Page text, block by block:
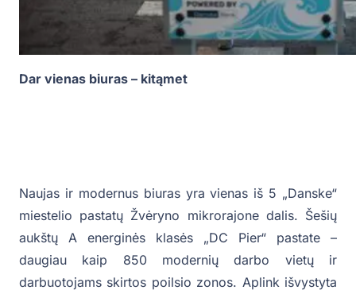
Dar vienas biuras – kitąmet
Naujas ir modernus biuras yra vienas iš 5 „Danske“
miestelio pastatų Žvėryno mikrorajone dalis. Šešių
aukštų A energinės klasės „DC Pier“ pastate –
daugiau kaip 850 modernių darbo vietų ir
darbuotojams skirtos poilsio zonos. Aplink išvystyta